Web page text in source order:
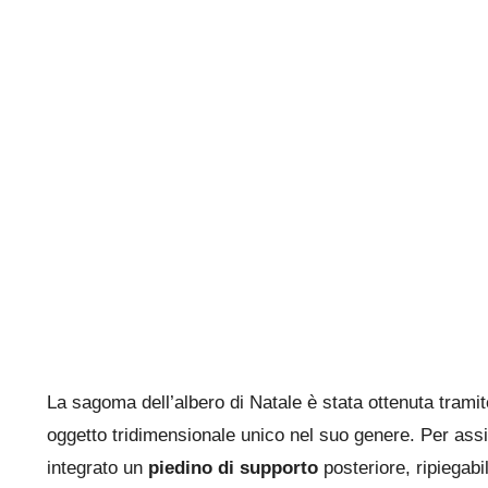
La sagoma dell’albero di Natale è stata ottenuta
oggetto tridimensionale unico nel suo genere. Per
integrato un piedino di supportoposteriore,